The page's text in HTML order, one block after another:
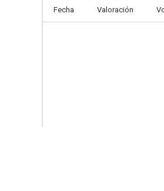
Fecha Valoración